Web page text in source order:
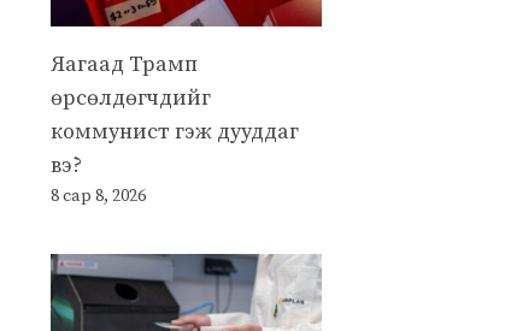
Яагаад Трамп
өрсөлдөгчдийг
коммунист гэж дууддаг
вэ?
8 сар 8, 2026